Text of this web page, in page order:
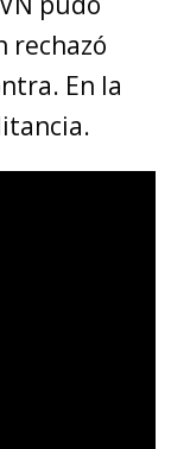
rechazó
En la